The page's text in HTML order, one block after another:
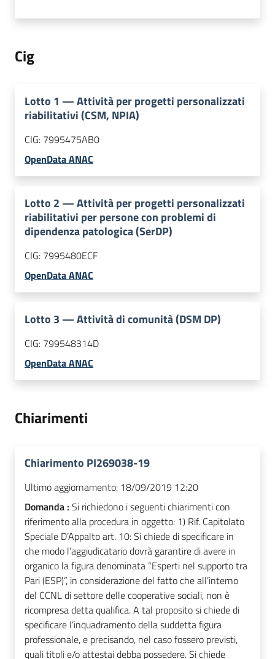
Cig
Lotto 1 —Attività per progetti personalizzati
riabilitativi (CSM, NPIA)
CIG: 7995475AB0
OpenData ANAC
Lotto 2 —Attività per progetti personalizzati
riabilitativi per persone con problemi di
dipendenza patologica (SerDP)
CIG: 7995480ECF
OpenData ANAC
Lotto 3 —Attività di comunità (DSM DP)
CIG: 799548314D
OpenData ANAC
Chiarimenti
Chiarimento PI269038-19
Ultimo aggiornamento: 18/09/2019 12:20
Domanda : Si richiedono i seguenti chiarimenti con
riferimento alla procedura in oggetto: 1) Rif. Capitolato
Speciale D’Appalto art. 10: Si chiede di specificare in
che modo l’aggiudicatario dovrà garantire di avere in
organico la figura denominata “Esperti nel supporto tra
Pari (ESP)”, in considerazione del fatto che all’interno
del CCNL di settore delle cooperative sociali, non è
ricompresa detta qualifica. A tal proposito si chiede di
specificare l’inquadramento della suddetta figura
professionale, e precisando, nel caso fossero previsti,
quali titoli e/o attestai debba possedere. Si chiede